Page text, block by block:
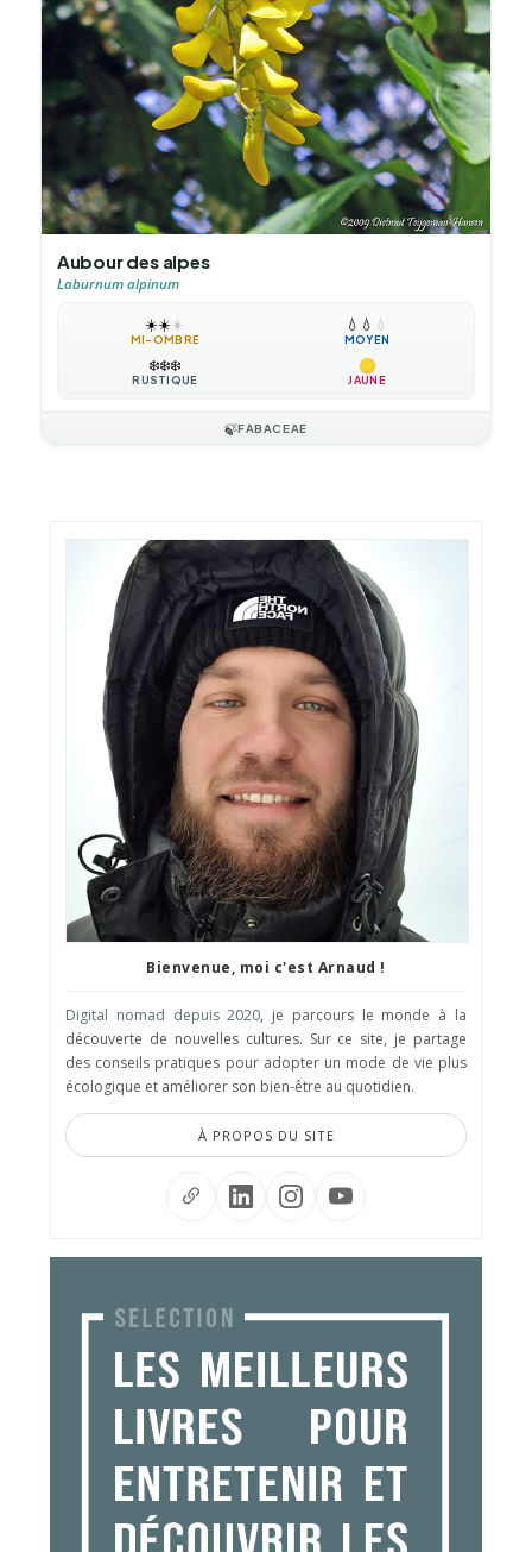
Aubour des alpes
Laburnum alpinum
☀️☀️☀️
MI-OMBRE
💧 💧 💧
MOYEN
❄️❄️❄️
RUSTIQUE JAUNE
🍃FABACEAE
Bienvenue, moi c'est Arnaud !
Digital nomad depuis 2020, je parcours le monde à la
découverte de nouvelles cultures. Sur ce site, je partage
des conseils pratiques pour adopter un mode de vie plus
écologique et améliorer son bien-être au quotidien.
À PROPOS DU SITE